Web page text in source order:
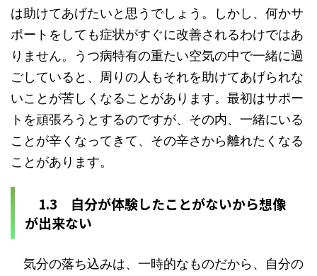
は助けてあげたいと思うでしょう。しかし、何かサ
ポートをしても症状がすぐに改善されるわけではあ
りません。うつ病特有の重たい空気の中で一緒に過
ごしていると、周りの人もそれを助けてあげられな
いことが苦しくなることがあります。最初はサポー
トを頑張ろうとするのですが、その内、一緒にいる
ことが辛くなってきて、その辛さから離れたくなる
ことがあります。
1.3 自分が体験したことがないから想像
が出来ない
気分の落ち込みは、一時的なものだから、自分の